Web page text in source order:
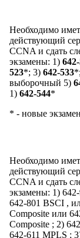
Необходимо
действующий
CCNA и сдать
экзамены: 1)
523*; 3) 642-533
выборочный 5)
1) 642-544*
* - новые
Необходимо
действующий
CCNA и сдать
экзамены: 1)
642-801 BSCI ,
Composite или
Composite ; 2)
642-611 MPLS ;